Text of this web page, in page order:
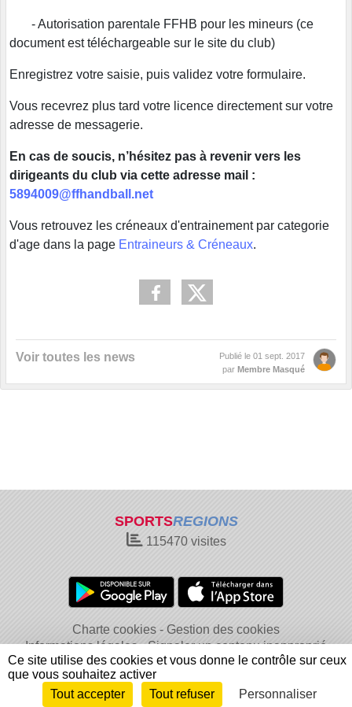
- Autorisation parentale FFHB pour les mineurs (ce
document est téléchargeable sur le site du club)
Enregistrez votre saisie, puis validez votre formulaire.
Vous recevrez plus tard votre licence directement sur votre
adresse de messagerie.
En cas de soucis, n’hésitez pas à revenir vers les
dirigeants du club via cette adresse mail :
5894009@ffhandball.net
Vous retrouvez les créneaux d'entrainement par categorie
d'age dans la page Entraineurs & Créneaux.
Voir toutes les news Publié le 01 sept. 2017
par Membre Masqué
SPORTSREGIONS
115470visites
Charte cookies
Gestion des cookies
Informations légales
Signaler un contenu inapproprié
Envie de participer ? Connexion
Ce site utilise des cookies et vous donne le contrôle sur ceux
que vous souhaitez activer
Tout accepter
Tout refuser Personnaliser